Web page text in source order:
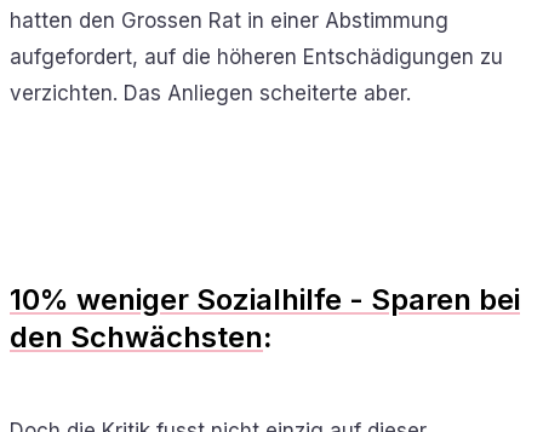
hatten den Grossen Rat in einer Abstimmung
aufgefordert, auf die höheren Entschädigungen zu
verzichten. Das Anliegen scheiterte aber.
10% weniger Sozialhilfe - Sparen bei
den Schwächsten: